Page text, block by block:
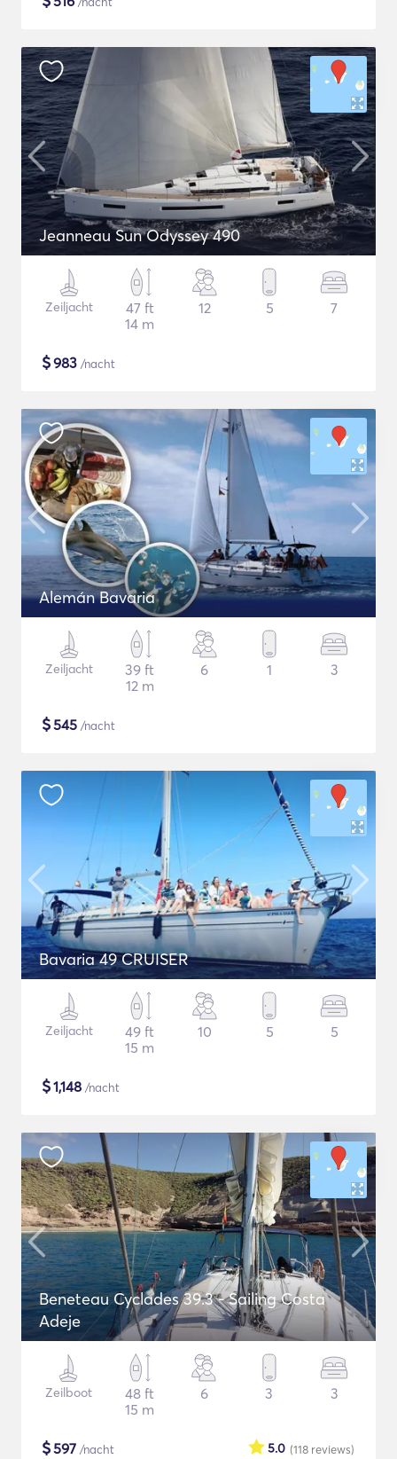
Jeanneau Sun Odyssey 490
Zeiljacht
47 ft
14 m
12 5 7
$983 /nacht
Alemán Bavaria
Zeiljacht
39 ft
12 m
6 1 3
$545 /nacht
Bavaria 49 CRUISER
Zeiljacht
49 ft
15 m
10 5 5
$1,148 /nacht
Beneteau Cyclades 39.3 - Sailing Costa
Adeje
Zeilboot
48 ft
15 m
6 3 3
$597 /nacht (118 reviews)
5.0